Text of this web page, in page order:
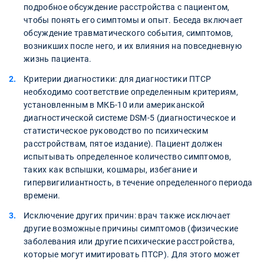
подробное обсуждение расстройства с пациентом,
чтобы понять его симптомы и опыт. Беседа включает
обсуждение травматического события, симптомов,
возникших после него, и их влияния на повседневную
жизнь пациента.
Критерии диагностики: для диагностики ПТСР
необходимо соответствие определенным критериям,
установленным в МКБ-10 или американской
диагностической системе DSM-5 (диагностическое и
статистическое руководство по психическим
расстройствам, пятое издание). Пациент должен
испытывать определенное количество симптомов,
таких как вспышки, кошмары, избегание и
гипервигилиантность, в течение определенного периода
времени.
Исключение других причин: врач также исключает
другие возможные причины симптомов (физические
заболевания или другие психические расстройства,
которые могут имитировать ПТСР). Для этого может